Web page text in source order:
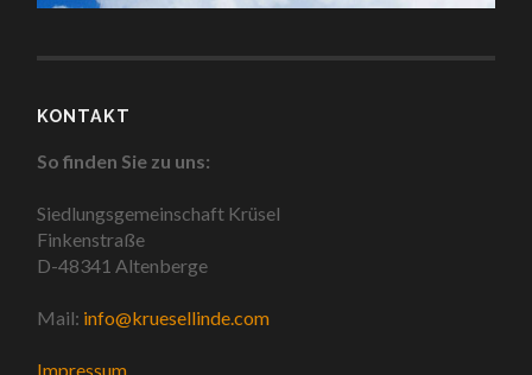
KONTAKT
So finden Sie zu uns:
Siedlungsgemeinschaft Krüsel
Finkenstraße
D-48341 Altenberge
Mail: info@kruesellinde.com
Impressum